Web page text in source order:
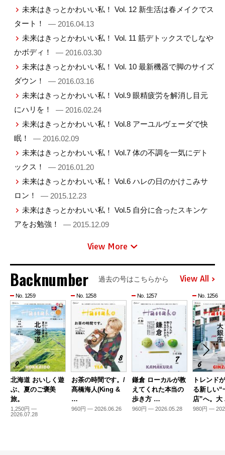
未来はきっとかわいい私！ Vol. 12 新生活は春メイクでス
タート！
— 2016.04.13
未来はきっとかわいい私！ Vol. 11 筋デトックスでしなや
かボディ！
— 2016.03.30
未来はきっとかわいい私！ Vol. 10 最新機器で脚のサイズ
ダウン！
— 2016.03.16
未来はきっとかわいい私！ Vol.9 眼精疲労を解消し目元
にハリを！
— 2016.02.24
未来はきっとかわいい私！ Vol.8 アーユルヴェーダで快
眠！
— 2016.02.09
未来はきっとかわいい私！ Vol.7 体の不調を一気にデト
ックス！
— 2016.01.20
未来はきっとかわいい私！ Vol.6 ハレの日のかけこみサ
ロン！
— 2015.12.23
未来はきっとかわいい私！ Vol.5 自分に合ったスキンケ
アをお勉強！
— 2015.12.09
View More
Backnumber 過去の号はこちらから View All
No. 1259
北海道 おいしく遊
ぶ、夏のご褒美
旅。
1,250円 —
2026.07.28
No. 1258
お茶の時間です。/
髙橋海人(King &
…
960円 — 2026.06.26
No. 1257
鎌倉 ローカルが教
えてくれた本当の
歩き方 …
960円 — 2026.05.28
No. 1256
トレンド
る新しい“
店”へ。
980円 —